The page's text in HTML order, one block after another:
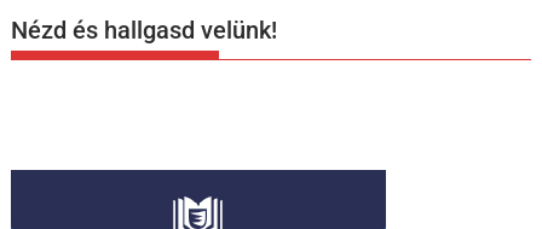
Nézd és hallgasd velünk!